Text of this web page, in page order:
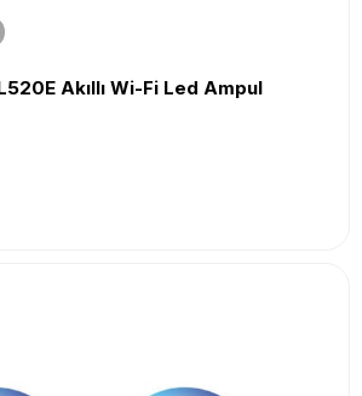
Akıllı Wi-Fi Led Ampul